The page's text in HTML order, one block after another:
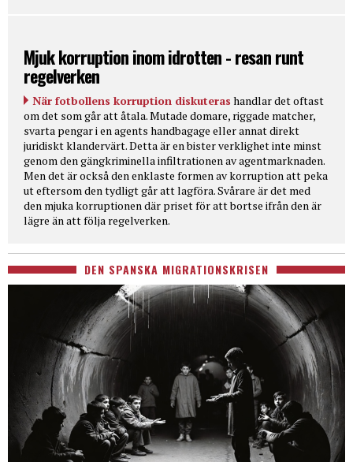
Mjuk korruption inom idrotten - resan runt
regelverken
När fotbollens korruption diskuteras handlar det oftast
om det som går att åtala. Mutade domare, riggade matcher,
svarta pengar i en agents handbagage eller annat direkt
juridiskt klandervärt. Detta är en bister verklighet inte minst
genom den gängkriminella infiltrationen av agentmarknaden.
Men det är också den enklaste formen av korruption att peka
ut eftersom den tydligt går att lagföra. Svårare är det med
den mjuka korruptionen där priset för att bortse ifrån den är
lägre än att följa regelverken.
DEN SPANSKA MIGRATIONSKRISEN